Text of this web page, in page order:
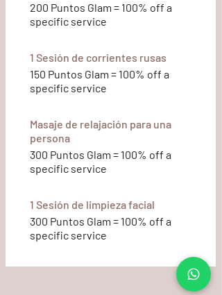
200 Puntos Glam = 100% off a
specific service
1 Sesión de corrientes rusas
150 Puntos Glam = 100% off a
specific service
Masaje de relajación para una
persona
300 Puntos Glam = 100% off a
specific service
1 Sesión de limpieza facial
300 Puntos Glam = 100% off a
specific service